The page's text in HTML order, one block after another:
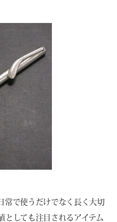
常で使うだけでなく長く大切
としても注目されるアイテム